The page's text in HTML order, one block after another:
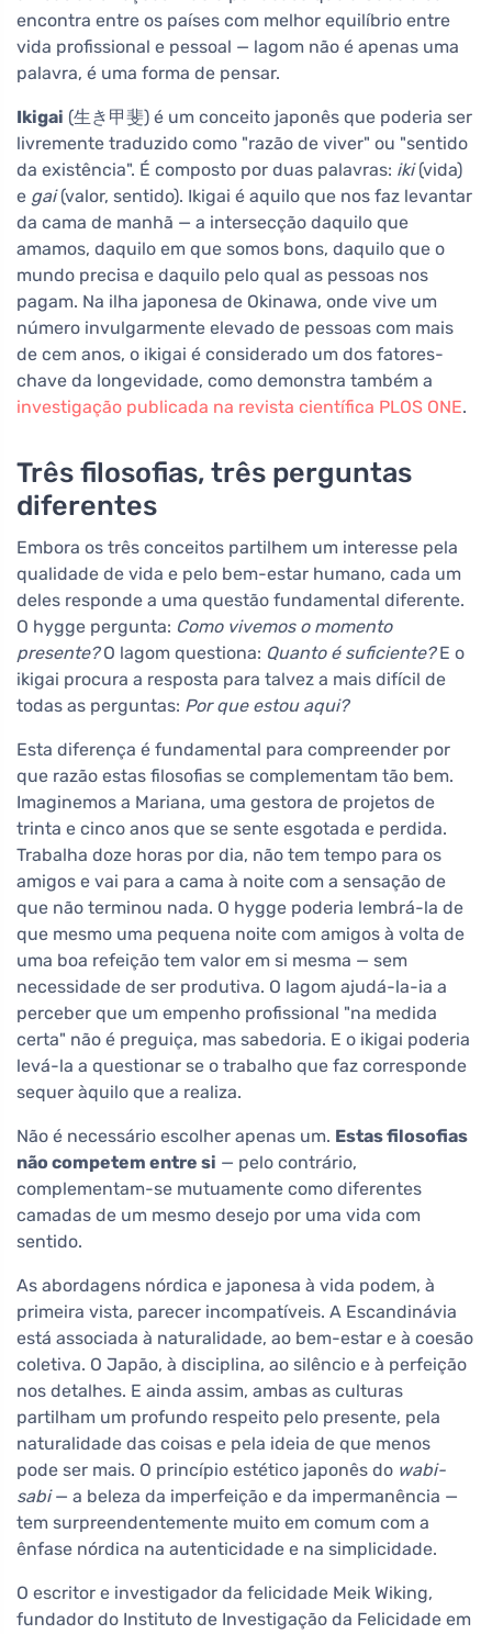
encontra entre os países com melhor equilíbrio entre
vida profissional e pessoal — lagom não é apenas uma
palavra, é uma forma de pensar.
Ikigai (生き甲斐) é um conceito japonês que poderia ser
livremente traduzido como "razão de viver" ou "sentido
da existência". É composto por duas palavras: iki(vida)
e gai(valor, sentido). Ikigai é aquilo que nos faz levantar
da cama de manhã — a intersecção daquilo que
amamos, daquilo em que somos bons, daquilo que o
mundo precisa e daquilo pelo qual as pessoas nos
pagam. Na ilha japonesa de Okinawa, onde vive um
número invulgarmente elevado de pessoas com mais
de cem anos, o ikigai é considerado um dos fatores-
chave da longevidade, como demonstra também a
investigação publicada na revista científica PLOS ONE.
Três filosofias, três perguntas
diferentes
Embora os três conceitos partilhem um interesse pela
qualidade de vida e pelo bem-estar humano, cada um
deles responde a uma questão fundamental diferente.
O hygge pergunta: Como vivemos o momento
presente?O lagom questiona: Quanto é suficiente?E o
ikigai procura a resposta para talvez a mais difícil de
todas as perguntas: Por que estou aqui?
Esta diferença é fundamental para compreender por
que razão estas filosofias se complementam tão bem.
Imaginemos a Mariana, uma gestora de projetos de
trinta e cinco anos que se sente esgotada e perdida.
Trabalha doze horas por dia, não tem tempo para os
amigos e vai para a cama à noite com a sensação de
que não terminou nada. O hygge poderia lembrá-la de
que mesmo uma pequena noite com amigos à volta de
uma boa refeição tem valor em si mesma — sem
necessidade de ser produtiva. O lagom ajudá-la-ia a
perceber que um empenho profissional "na medida
certa" não é preguiça, mas sabedoria. E o ikigai poderia
levá-la a questionar se o trabalho que faz corresponde
sequer àquilo que a realiza.
Não é necessário escolher apenas um. Estas filosofias
não competem entre si — pelo contrário,
complementam-se mutuamente como diferentes
camadas de um mesmo desejo por uma vida com
sentido.
As abordagens nórdica e japonesa à vida podem, à
primeira vista, parecer incompatíveis. A Escandinávia
está associada à naturalidade, ao bem-estar e à coesão
coletiva. O Japão, à disciplina, ao silêncio e à perfeição
nos detalhes. E ainda assim, ambas as culturas
partilham um profundo respeito pelo presente, pela
naturalidade das coisas e pela ideia de que menos
pode ser mais. O princípio estético japonês do wabi-
sabi— a beleza da imperfeição e da impermanência —
tem surpreendentemente muito em comum com a
ênfase nórdica na autenticidade e na simplicidade.
O escritor e investigador da felicidade Meik Wiking,
fundador do Instituto de Investigação da Felicidade em